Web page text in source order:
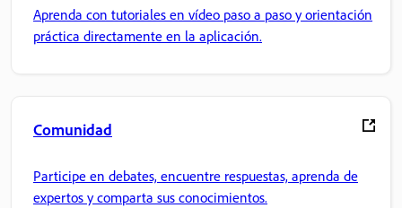
Aprenda con tutoriales en vídeo paso a paso y orientación
práctica directamente en la aplicación.
Comunidad
Participe en debates, encuentre respuestas, aprenda de
expertos y comparta sus conocimientos.